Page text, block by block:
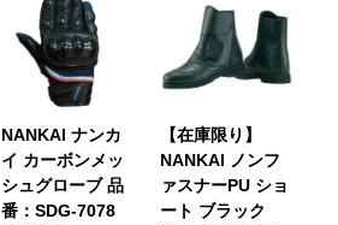
NANKAI ナンカ
イ カーボンメッ
シュグローブ 品
番：SDG-7078
【在庫限り】
NANKAI ノンフ
ァスナーPU ショ
ート ブラック